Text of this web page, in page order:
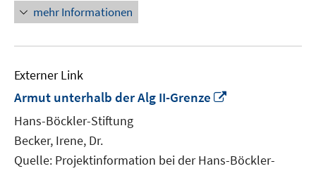
mehr Informationen
Externer Link
Armut unterhalb der Alg II-Grenze
Hans-Böckler-Stiftung
Becker, Irene, Dr.
Quelle: Projektinformation bei der Hans-Böckler-